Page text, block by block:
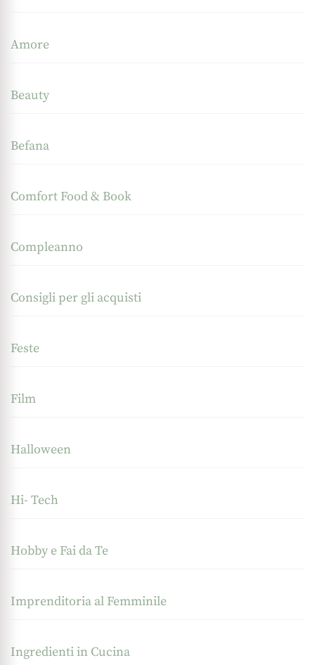
Amore
Beauty
Befana
Comfort Food & Book
Compleanno
Consigli per gli acquisti
Feste
Film
Halloween
Hi- Tech
Hobby e Fai da Te
Imprenditoria al Femminile
Ingredienti in Cucina